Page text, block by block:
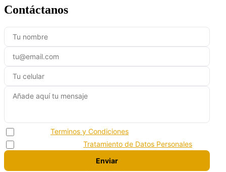
Contáctanos
Terminos y Condiciones
Tratamiento de Datos Personales
Enviar